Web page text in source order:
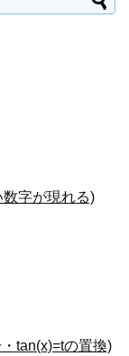
字が現れる)
tan(x)=tの置換)